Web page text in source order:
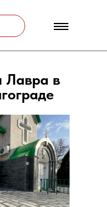
Лавра в